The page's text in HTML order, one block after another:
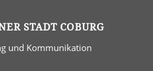
STADT COBURG
und Kommunikation